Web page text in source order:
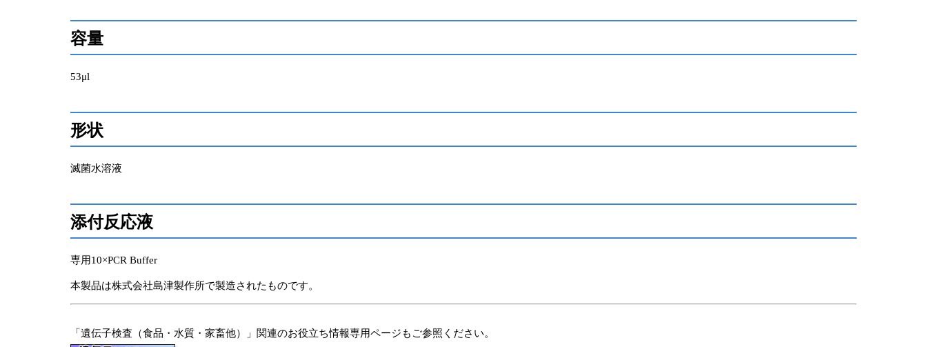
容量
53μl
形状
滅菌水溶液
添付反応液
専用10×PCR Buffer
本製品は株式会社島津製作所で製造されたものです。
「遺伝子検査（食品・水質・家畜他）」関連のお役立ち情報専用ページもご参照ください。